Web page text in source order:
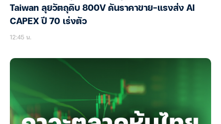
Taiwan ลุยวัตถุดิบ 800V ดันราคาขาย-แรงส่ง AI
CAPEX ปี 70 เร่งตัว
12:45 น.